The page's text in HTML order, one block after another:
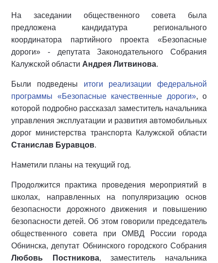
На заседании общественного совета была
предложена кандидатура регионального
координатора партийного проекта «Безопасные
дороги» - депутата Законодательного Собрания
Калужской области Андрея Литвинова.
Были подведены итоги реализации федеральной
программы «Безопасные качественные дороги», о
которой подробно рассказал заместитель начальника
управления эксплуатации и развития автомобильных
дорог министерства транспорта Калужской области
Станислав Буравцов.
Наметили планы на текущий год.
Продолжится практика проведения мероприятий в
школах, направленных на популяризацию основ
безопасности дорожного движения и повышению
безопасности детей. Об этом говорили председатель
общественного совета при ОМВД России города
Обнинска, депутат Обнинского городского Собрания
Любовь Постникова, заместитель начальника